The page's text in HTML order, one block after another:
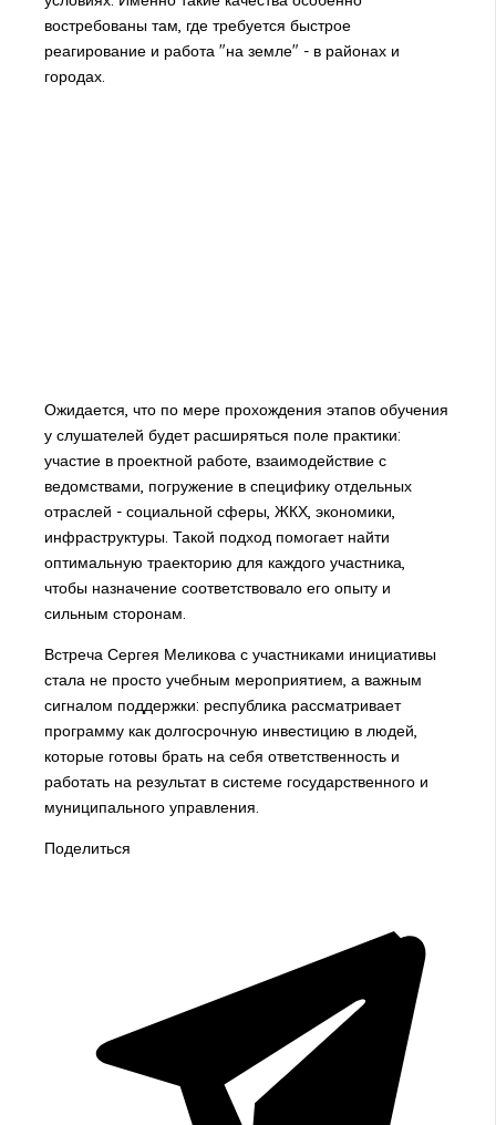
востребованы там, где требуется быстрое
реагирование и работа "на земле" - в районах и
городах.
Ожидается, что по мере прохождения этапов обучения
у слушателей будет расширяться поле практики:
участие в проектной работе, взаимодействие с
ведомствами, погружение в специфику отдельных
отраслей - социальной сферы, ЖКХ, экономики,
инфраструктуры. Такой подход помогает найти
оптимальную траекторию для каждого участника,
чтобы назначение соответствовало его опыту и
сильным сторонам.
Встреча Сергея Меликова с участниками инициативы
стала не просто учебным мероприятием, а важным
сигналом поддержки: республика рассматривает
программу как долгосрочную инвестицию в людей,
которые готовы брать на себя ответственность и
работать на результат в системе государственного и
муниципального управления.
Поделиться